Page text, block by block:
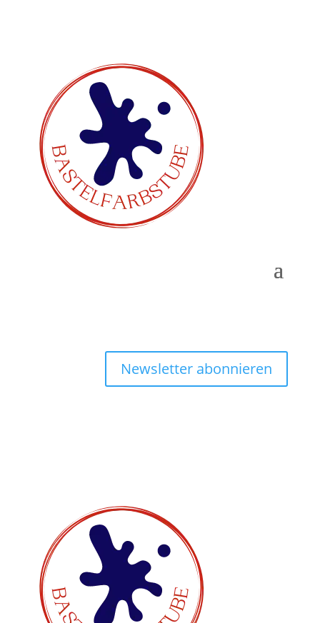
Newsletter abonnieren